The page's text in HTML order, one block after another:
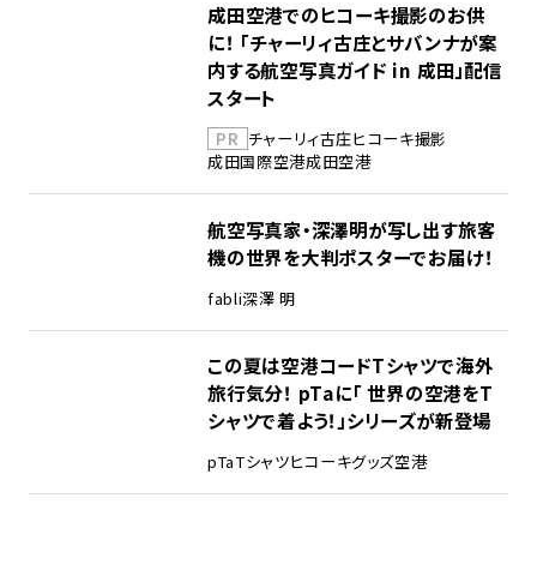
成田空港でのヒコーキ撮影のお供
に！ 「チャーリィ古庄とサバンナが案
内する航空写真ガイド in 成田」配信
スタート
PR チャーリィ古庄ヒコーキ撮影
成田国際空港成田空港
航空写真家・深澤明が写し出す旅客
機の世界を大判ポスターでお届け！
fabli深澤 明
この夏は空港コードTシャツで海外
旅行気分！ pTaに「 世界の空港をT
シャツで着よう！」シリーズが新登場
pTaTシャツヒコーキグッズ空港